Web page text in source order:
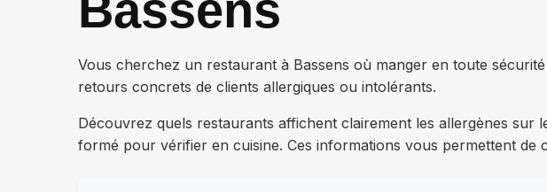
Vous cherchez un restaurant à Bassens où manger en toute
retours concrets de clients allergiques ou intolérants.
Découvrez quels restaurants affichent clairement les allergènes
formé pour vérifier en cuisine. Ces informations vous permettent